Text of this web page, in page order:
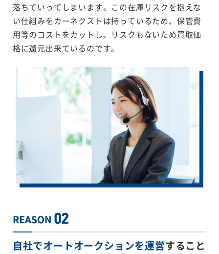
落ちていってしまいます。この在庫リスクを抱えな
い仕組みをカーネクストは持っているため、保管費
用等のコストをカットし、リスクもないため買取価
格に還元出来ているのです。
自社でオートオークションを運営すること